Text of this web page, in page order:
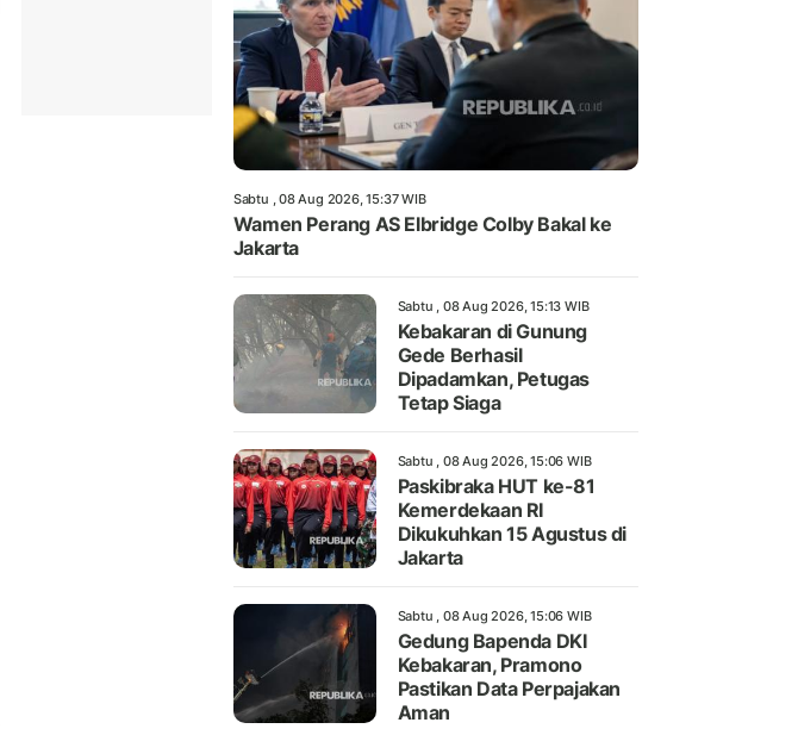
Sabtu , 08 Aug 2026, 15:37 WIB
Wamen Perang AS Elbridge Colby Bakal ke
Jakarta
Sabtu , 08 Aug 2026, 15:13 WIB
Kebakaran di Gunung
Gede Berhasil
Dipadamkan, Petugas
Tetap Siaga
Sabtu , 08 Aug 2026, 15:06 WIB
Paskibraka HUT ke-81
Kemerdekaan RI
Dikukuhkan 15 Agustus di
Jakarta
Sabtu , 08 Aug 2026, 15:06 WIB
Gedung Bapenda DKI
Kebakaran, Pramono
Pastikan Data Perpajakan
Aman